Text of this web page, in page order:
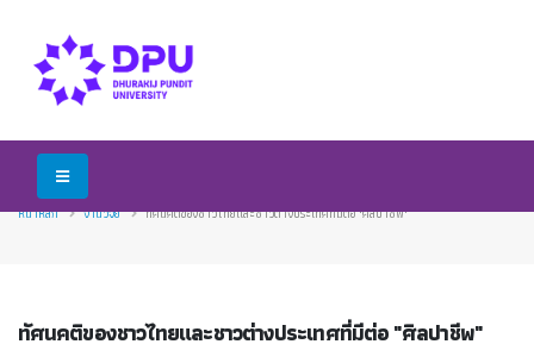
หน้าหลัก งานวิจัย ทัศนคติของชาวไทยและชาวต่างประเทศที่มีต่อ "ศิลปาชีพ"
ทัศนคติของชาวไทยและชาวต่างประเทศที่มีต่อ "ศิลปาชีพ"